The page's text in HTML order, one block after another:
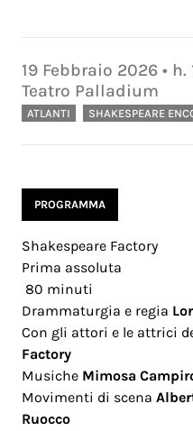
19 Febbraio 2026 • h.
Teatro Palladium
ATLANTI SHAKESPEARE
PROGRAMMA
Shakespeare Factory
Prima assoluta
80 minuti
Drammaturgia e regia
Con gli attori e le attrici
Factory
Musiche Mimosa
Movimenti di scena
Ruocco